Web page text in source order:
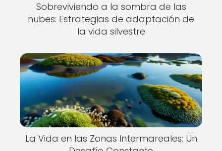
Sobreviviendo a la sombra de las
nubes: Estrategias de adaptación de
la vida silvestre
La Vida en las Zonas Intermareales: Un